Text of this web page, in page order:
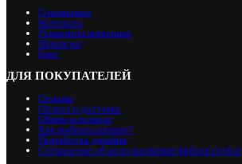
О компании
Контакты
Реквизиты компании
Вакансии
Блог
ДЛЯ ПОКУПАТЕЛЕЙ
Отзывы
Оплата и доставка
Обмен и возврат
Как выбрать размер?
Разработка дизайна
Соглашение об использовании файлов cookie